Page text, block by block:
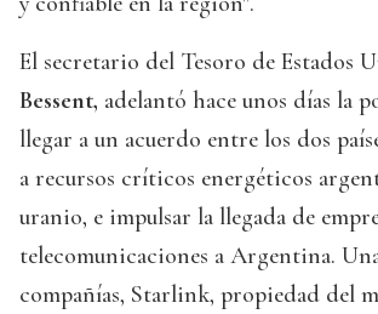
El secretario del Tesoro de Estados
Bessent, adelantó hace unos días la
llegar a un acuerdo entre los dos
a recursos críticos energéticos
uranio, e impulsar la llegada de
telecomunicaciones a Argentina.
compañías, Starlink, propiedad del